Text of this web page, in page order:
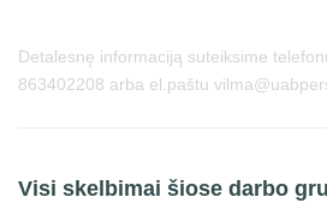
Detalesnę informaciją suteiksime
863402208 arba el.paštu
Visi skelbimai šiose darbo